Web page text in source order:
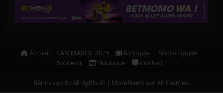
Accueil CAN MAROC 2025 A Propos
Notre Equipe
Soutenir
Boutique Contact
Bénin-sports All rights © | MoreNews par AF themes.